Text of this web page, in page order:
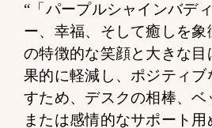
“「パープルシャインバデ
ー、幸福、そして癒しを
の特徴的な笑顔と大きな
果的に軽減し、ポジティブ
すため、デスクの相棒、ベ
または感情的なサポート